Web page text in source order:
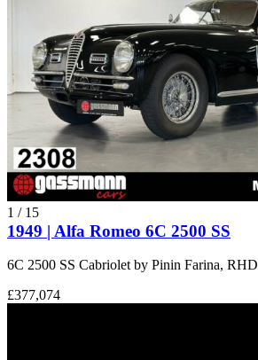
1 / 15
1949 | Alfa Romeo 6C 2500 SS
6C 2500 SS Cabriolet by Pinin Farina, RHD
£377,074